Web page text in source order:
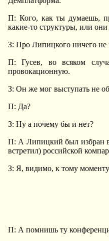
П: Кого, как ты думаешь,
какие-то структуры, или
З: Про Липицкого ничего не
П: Гусев, во всяком
провокационную.
З: Он же мог выступать не
П: Да?
З: Ну а почему бы и нет?
П: А Липицкий был избран
встретил) российской
З: Я, видимо, к тому
П: А помнишь ту